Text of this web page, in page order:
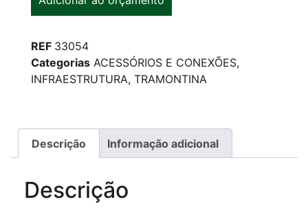
REF 33054
Categorias ACESSÓRIOS E CONEXÕES,
INFRAESTRUTURA, TRAMONTINA
Descrição Informação adicional
Descrição